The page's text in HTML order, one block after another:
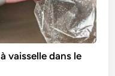
vaisselle dans le